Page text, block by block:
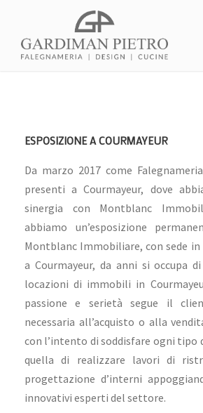
ESPOSIZIONE A COURMAYEUR
Da marzo 2017 come
presenti a Courmayeur, dove
sinergia con Montblanc
abbiamo un’esposizione
Montblanc Immobiliare, con sede in
a Courmayeur, da anni si occupa
locazioni di immobili in
passione e serietà segue il
necessaria all’acquisto o alla
con l’intento di soddisfare ogni tipo
quella di realizzare lavori di
progettazione d’interni
innovativi esperti del settore.